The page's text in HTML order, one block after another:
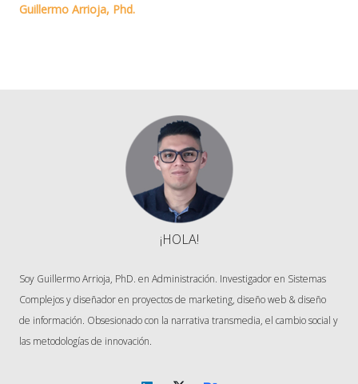
Guillermo Arrioja, Phd.
¡HOLA!
Soy Guillermo Arrioja, PhD. en Administración. Investigador en Sistemas
Complejos y diseñador en proyectos de marketing, diseño web & diseño
de información. Obsesionado con la narrativa transmedia, el cambio social y
las metodologías de innovación.